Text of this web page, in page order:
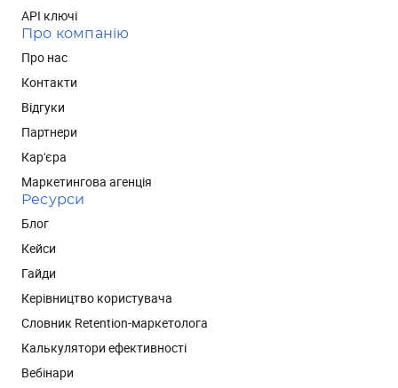
API ключі
Про компанію
Про нас
Контакти
Відгуки
Партнери
Кар'єра
Маркетингова агенція
Ресурси
Блог
Кейси
Гайди
Керівництво користувача
Словник Retention-маркетолога
Калькулятори ефективності
Вебінари